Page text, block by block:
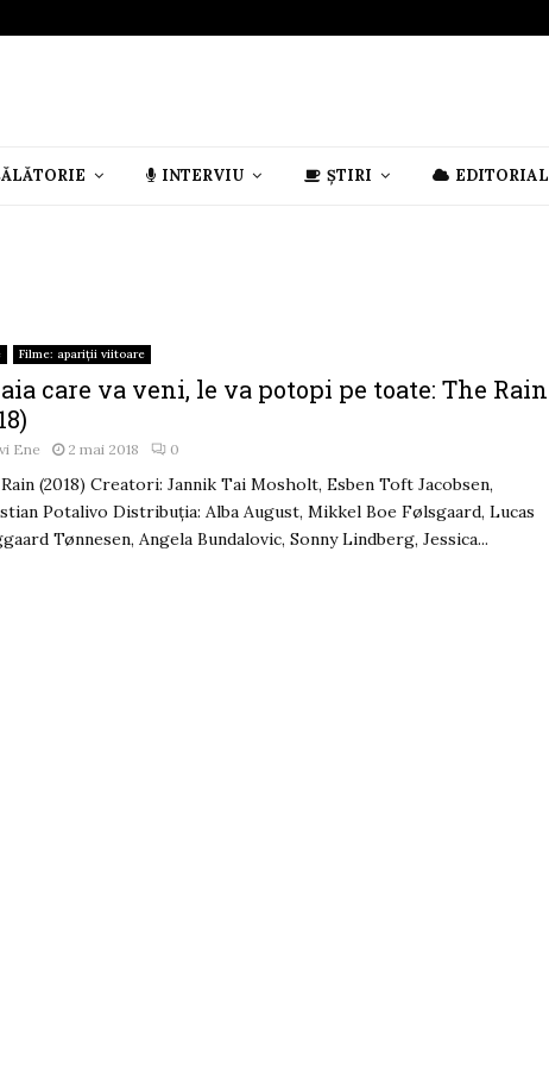
INTERVIU ȘTIRI EDITORIAL
Filme: apariții viitoare
care va veni, le va potopi pe toate: The Rain
Ene 2 mai 2018 0
(2018) Creatori: Jannik Tai Mosholt, Esben Toft Jacobsen,
Potalivo Distribuția: Alba August, Mikkel Boe Følsgaard, Lucas
Tønnesen, Angela Bundalovic, Sonny Lindberg, Jessica...